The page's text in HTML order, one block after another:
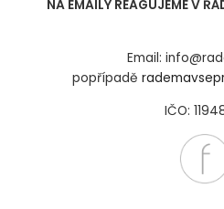
NA EMAILY REAGUJEME V
Email:
popřípadě
IČO: